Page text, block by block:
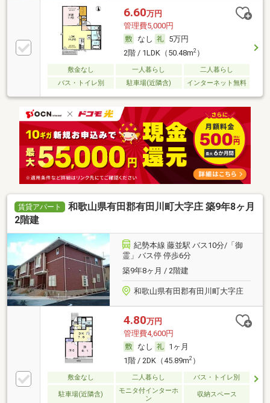
6.60万円
管理費5,000円
なし
5万円
2階 / 1LDK（50.48m2）
敷金なし 一人暮らし
二人暮らし
バス・トイレ別
駐車場(近隣含) インターネット無料
賃貸アパート
和歌山県有田郡有田川町大字庄 築9年8ヶ月
2階建
紀勢本線 藤並駅 バス10分/「御
霊」バス停 停歩6分
築9年8ヶ月 / 2階建
和歌山県有田郡有田川町大字庄
4.80万円
管理費4,600円
なし
1ヶ月
1階 / 2DK（45.89m2）
敷金なし 二人暮らし バス・トイレ別
駐車場(近隣含)
モニタ付インターホ
ン
収納スペース